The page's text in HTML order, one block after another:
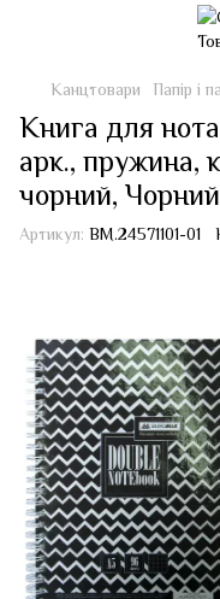
Канцтовари Папір і
Книга для
арк., пружина,
чорний, Чорний
Артикул: BM.24571101-01